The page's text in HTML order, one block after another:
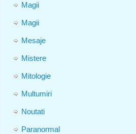
Magii
Magii
Mesaje
Mistere
Mitologie
Multumiri
Noutati
Paranormal